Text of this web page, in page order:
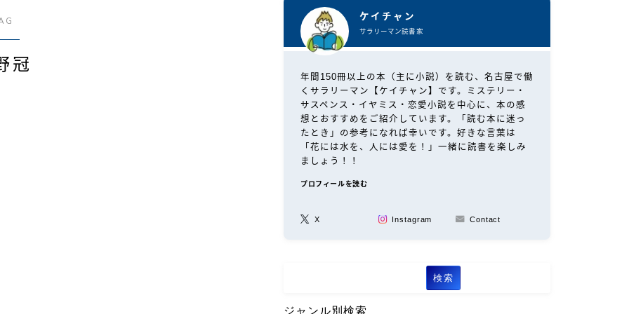
冠
ケイチャン
サラリーマン読書家
年間150冊以上の本（主に小説）を読む、名古屋で働
くサラリーマン【ケイチャン】です。ミステリー・
サスペンス・イヤミス・恋愛小説を中心に、本の感
想とおすすめをご紹介しています。「読む本に迷っ
たとき」の参考になれば幸いです。好きな言葉は
「花には水を、人には愛を！」一緒に読書を楽しみ
ましょう！！
プロフィールを読む
X Instagram Contact
検索